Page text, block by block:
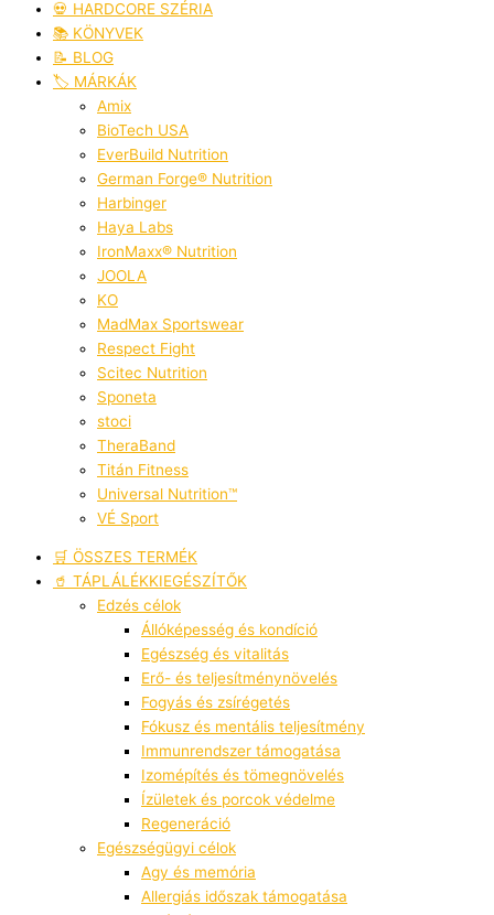
💀 HARDCORE SZÉRIA
📚 KÖNYVEK
📝 BLOG
🏷️ MÁRKÁK
Amix
BioTech USA
EverBuild Nutrition
German Forge® Nutrition
Harbinger
Haya Labs
IronMaxx® Nutrition
JOOLA
KO
MadMax Sportswear
Respect Fight
Scitec Nutrition
Sponeta
stoci
TheraBand
Titán Fitness
Universal Nutrition™
VÉ Sport
🛒 ÖSSZES TERMÉK
🥤 TÁPLÁLÉKKIEGÉSZÍTŐK
Edzés célok
Állóképesség és kondíció
Egészség és vitalitás
Erő- és teljesítménynövelés
Fogyás és zsírégetés
Fókusz és mentális teljesítmény
Immunrendszer támogatása
Izomépítés és tömegnövelés
Ízületek és porcok védelme
Regeneráció
Egészségügyi célok
Agy és memória
Allergiás időszak támogatása